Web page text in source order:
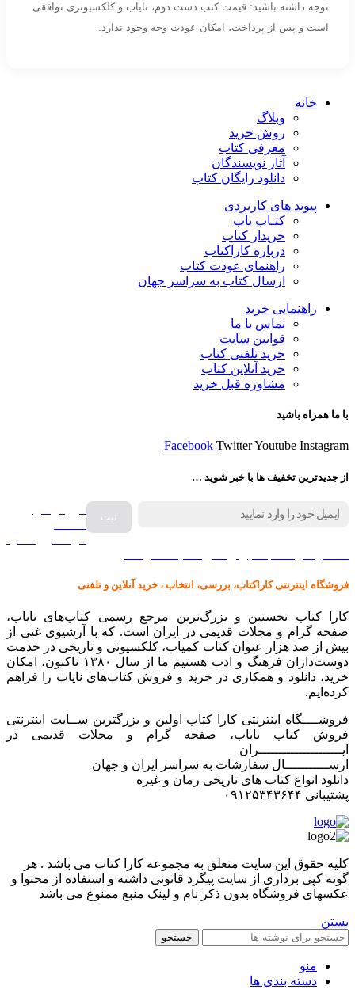
توجه داشته باشید: قیمت کتب دست دوم، نایاب و کلکسیونری توافقی
است و پس از پرداخت، امکان عودت وجه وجود ندارد.
خانه
وبلاگ
روش خرید
معرفی کتاب
آثار نویسندگان
دانلود رایگان کتاب
پیوند های کاربردی
کتـاب یاب
خریدار کتاب
درباره کاراکتاب
راهنمای عودت کتاب
ارسال کتاب به سراسر جهان
راهنمایی خرید
تماس با ما
قوانین سایت
خرید تلفنی کتاب
خرید آنلاین کتاب
مشاوره قبل خرید
با ما همراه باشید
Facebook TwitterYoutube Instagram
از جدیدترین تخفیف ها با خبر شوید …
فروش انواع
فروشگاه اینترنتی کاراکتاب، بررسی، انتخاب ، خرید آنلاین و تلفنی
کارا کتاب نخستین و بزرگ‌ترین مرجع رسمی کتاب‌های نایاب،
صفحه گرام و مجلات قدیمی در ایران است. که با آرشیوی غنی از
بیش از صد هزار عنوان کتاب کمیاب، کلکسیونی و تاریخی در خدمت
دوست‌داران فرهنگ و ادب هستیم ما از سال ۱۳۸۰ تاکنون، امکان
خرید، دانلود و همکاری در خرید و فروش کتاب‌های نایاب را فراهم
کرده‌ایم.
فروشــــگاه اینترنتی کارا کتاب اولین و بزرگترین ســایت اینترنتی
فروش کتاب نایاب، صفحه گرام و مجلات قدیمی در
ایـــــــــــــــــــــران
ارســـــــــــال سفارشات به سراسر ایران و جهان
دانلود انواع کتاب های تاریخی رمان و غیره
پشتیبانی ۰۹۱۲۵۳۴۳۶۴۴
کليه حقوق اين سايت متعلق به مجموعه کارا کتاب می باشد . هر
گونه کپی برداری از سایت پیگرد قانونی داشته و استفاده از محتوا و
عکسهای فروشگاه بدون ذکر نام و لینک منبع ممنوع می باشد
بستن
جستجو
منو
دسته بندی ها